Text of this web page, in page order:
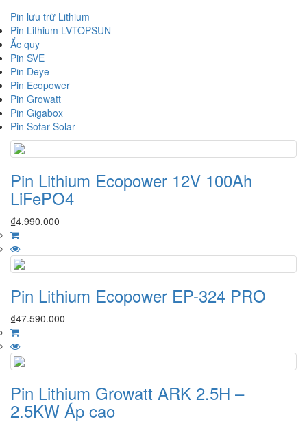
Pin lưu trữ Lithium
Pin Lithium LVTOPSUN
Ắc quy
Pin SVE
Pin Deye
Pin Ecopower
Pin Growatt
Pin Gigabox
Pin Sofar Solar
Pin Lithium Ecopower 12V 100Ah
LiFePO4
₫4.990.000
Pin Lithium Ecopower EP-324 PRO
₫47.590.000
Pin Lithium Growatt ARK 2.5H –
2.5KW Áp cao